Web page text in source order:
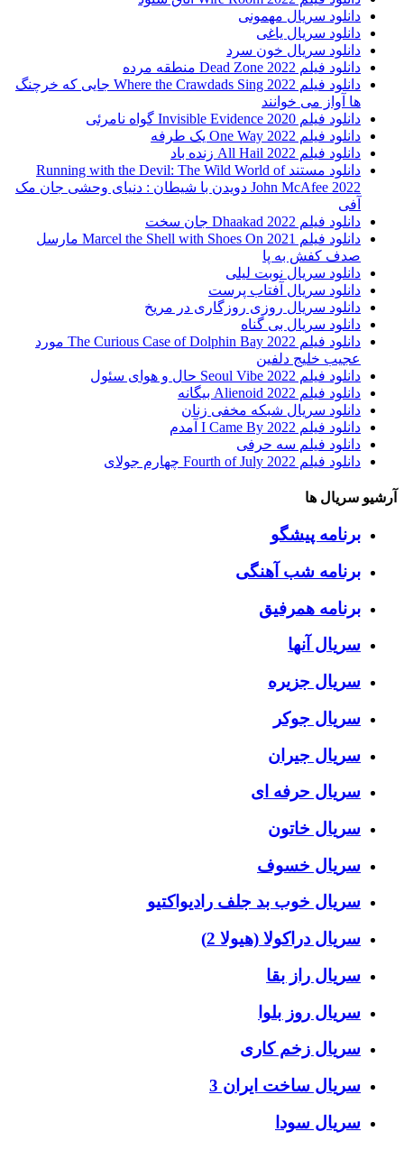
دانلود سریال مهمونی
دانلود سریال یاغی
دانلود سریال خون سرد
دانلود فیلم 2022 Dead Zone منطقه مرده
دانلود فیلم Where the Crawdads Sing 2022 جایی که خرچنگ
ها آواز می خوانند
دانلود فیلم 2020 Invisible Evidence گواه نامرئی
دانلود فیلم One Way 2022 یک طرفه
دانلود فیلم All Hail 2022 زنده باد
دانلود مستند Running with the Devil: The Wild World of
John McAfee 2022 دویدن با شیطان : دنیای وحشی جان مک
آفی
دانلود فیلم Dhaakad 2022 جان سخت
دانلود فیلم Marcel the Shell with Shoes On 2021 مارسل
صدف کفش به پا
دانلود سریال نوبت لیلی
دانلود سریال آفتاب پرست
دانلود سریال روزی روزگاری در مریخ
دانلود سریال بی گناه
دانلود فیلم The Curious Case of Dolphin Bay 2022 مورد
عجیب خلیج دلفین
دانلود فیلم Seoul Vibe 2022 حال و هوای سئول
دانلود فیلم Alienoid 2022 بیگانه
دانلود سریال شبکه مخفی زنان
دانلود فیلم I Came By 2022 آمدم
دانلود فیلم سه حرفی
دانلود فیلم Fourth of July 2022 چهارم جولای
آرشیو سریال ها
برنامه پیشگو
برنامه شب آهنگی
برنامه همرفیق
سریال آنها
سریال جزیره
سریال جوکر
سریال جیران
سریال حرفه ای
سریال خاتون
سریال خسوف
سریال خوب بد جلف رادیواکتیو
سریال دراکولا (هیولا 2)
سریال راز بقا
سریال روز بلوا
سریال زخم کاری
سریال ساخت ایران 3
سریال سودا